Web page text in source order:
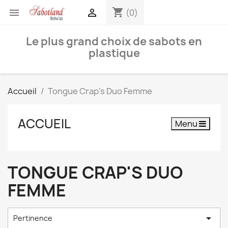
 shopping_cart (0)

Le plus grand choix de sabots en
plastique
Accueil Tongue Crap's Duo Femme
ACCUEIL Menu
TONGUE CRAP'S DUO
FEMME
Pertinence 